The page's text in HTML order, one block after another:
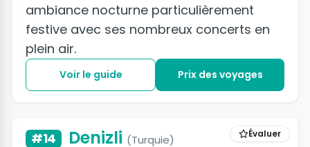
ambiance nocturne particulièrement
festive avec ses nombreux concerts en
plein air.
Voir le guide Prix des voyages
Évaluer
#14 Denizli (Turquie)